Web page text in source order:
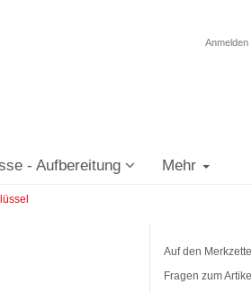
Anmelden
- Aufbereitung Mehr
Auf den Merkzettel
Fragen zum Artikel